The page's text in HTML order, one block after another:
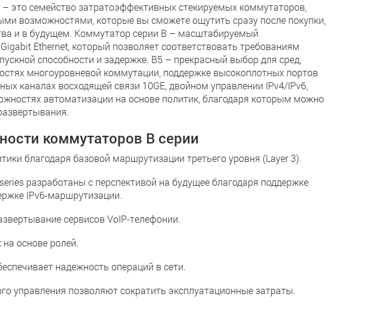
это семейство затратоэффективных стекируемых коммутаторов,
возможностями, которые вы сможете ощутить сразу после покупки,
и в будущем. Коммутатор серии B – масштабируемый
Ethernet, который позволяет соответствовать требованиям
способности и задержке. B5 – прекрасный выбор для сред,
многоуровневой коммутации, поддержке высокоплотных портов
каналах восходящей связи 10GE, двойном управлении IPv4/IPv6,
автоматизации на основе политик, благодаря которым можно
коммутаторов B серии
благодаря базовой маршрутизации третьего уровня (Layer 3).
разработаны с перспективой на будущее благодаря поддержке
IPv6-маршрутизации.
сервисов VoIP-телефонии.
основе ролей.
надежность операций в сети.
позволяют сократить эксплуатационные затраты.